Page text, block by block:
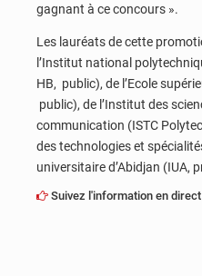
gagnant à ce concours ».
Les lauréats de cette
l’Institut national
HB, public), de l’Ecole
public), de l’Institut des
communication (ISTC
des technologies et
universitaire d’Abidjan (IUA,
Suivez l'information en